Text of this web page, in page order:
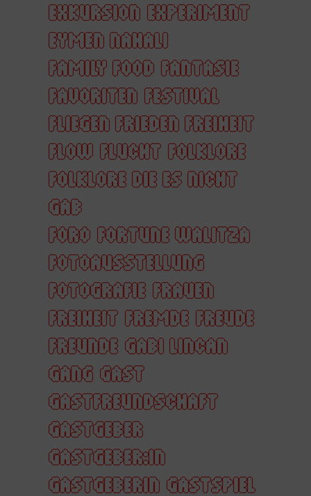
EXKURSION EXPERIMENT
EYMEN NAHALI
FAMILY FOOD FANTASIE
FAVORITEN FESTIVAL
FLIEGEN FRIEDEN FREIHEIT
FLOW FLUCHT FOLKLORE
FOLKLORE DIE ES NICHT
GAB
FORO FORTUNE WALITZA
FOTOAUSSTELLUNG
FOTOGRAFIE FRAUEN
FREIHEIT FREMDE FREUDE
FREUNDE GABI LINCAN
GANG GAST
GASTFREUNDSCHAFT
GASTGEBER
GASTGEBER:IN
GASTGEBERIN GASTSPIEL